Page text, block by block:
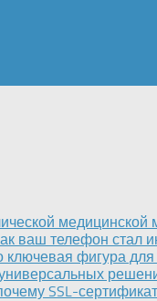
медицинской
ваш телефон стал
фигура для
SSL-